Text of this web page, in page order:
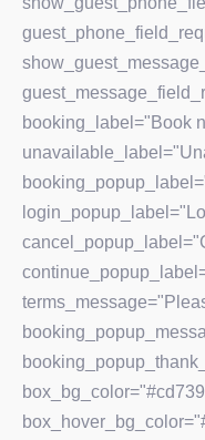
booking_label="Book